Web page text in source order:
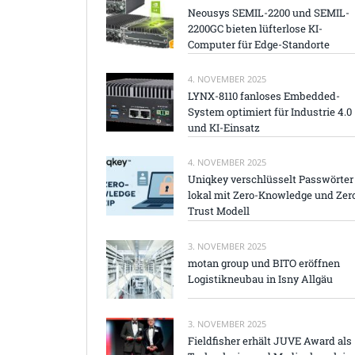
Neousys SEMIL-2200 und SEMIL-
2200GC bieten lüfterlose KI-
Computer für Edge-Standorte
4. NOVEMBER 2025
LYNX-8110 fanloses Embedded-
System optimiert für Industrie 4.0
und KI-Einsatz
4. NOVEMBER 2025
Uniqkey verschlüsselt Passwörter
lokal mit Zero-Knowledge und
Trust Modell
3. NOVEMBER 2025
motan group und BITO eröffnen
Logistikneubau in Isny Allgäu
3. NOVEMBER 2025
Fieldfisher erhält JUVE Award als